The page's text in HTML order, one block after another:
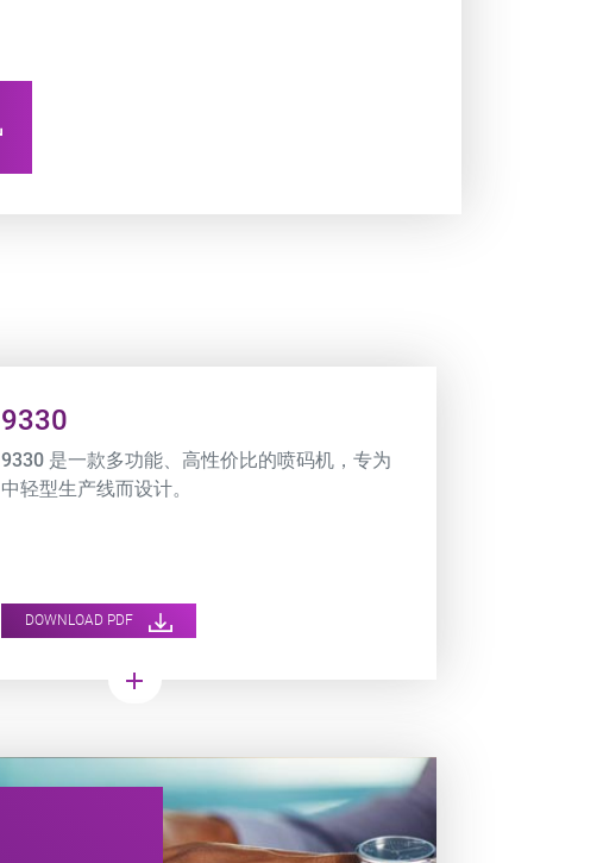
9330
9330 是一款多功能、高性价比的喷码机，专为
中轻型生产线而设计。
DOWNLOAD PDF
add